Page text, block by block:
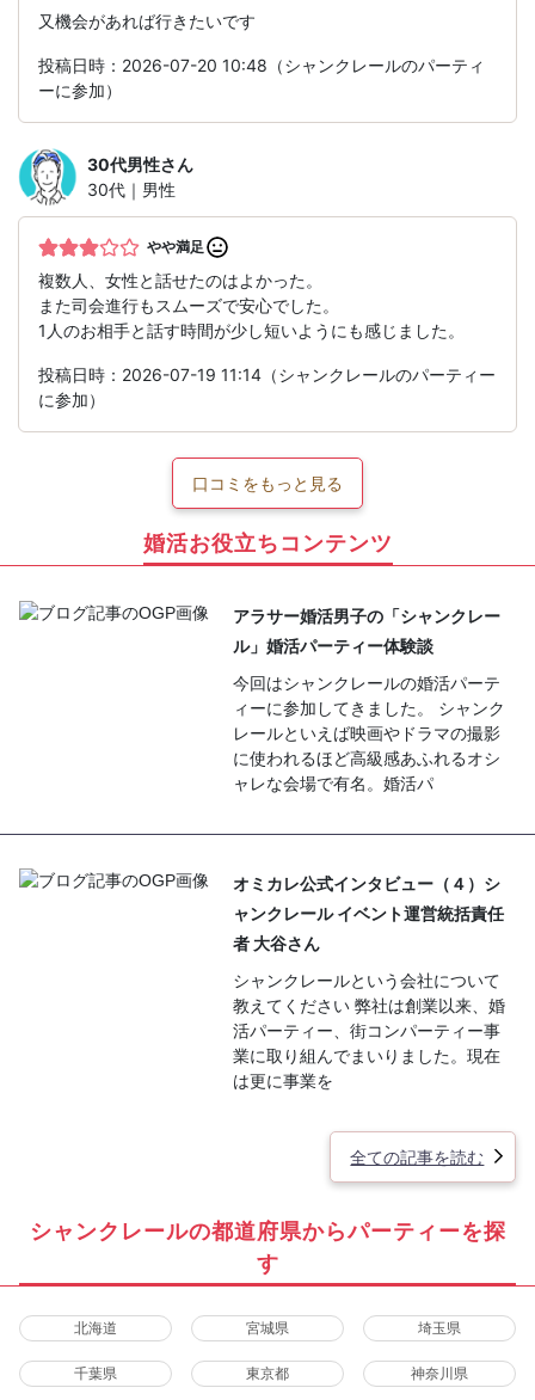
又機会があれば行きたいです
投稿日時：2026-07-20 10:48（シャンクレールのパーティ
ーに参加）
30代男性さん
30代｜男性
やや満足
複数人、女性と話せたのはよかった。
また司会進行もスムーズで安心でした。
1人のお相手と話す時間が少し短いようにも感じました。
投稿日時：2026-07-19 11:14（シャンクレールのパーティー
に参加）
口コミをもっと見る
婚活お役立ちコンテンツ
アラサー婚活男子の「シャンクレー
ル」婚活パーティー体験談
今回はシャンクレールの婚活パーテ
ィーに参加してきました。 シャンク
レールといえば映画やドラマの撮影
に使われるほど高級感あふれるオシ
ャレな会場で有名。婚活パ
オミカレ公式インタビュー（４）シ
ャンクレール イベント運営統括責任
者 大谷さん
シャンクレールという会社について
教えてください 弊社は創業以来、婚
活パーティー、街コンパーティー事
業に取り組んでまいりました。現在
は更に事業を
全ての記事を読む
シャンクレールの都道府県からパーティーを探
す
北海道 宮城県 埼玉県
千葉県 東京都 神奈川県